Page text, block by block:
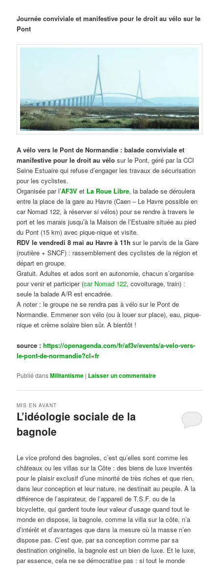
Journée conviviale et manifestive pour le droit au vélo sur le
Pont
A vélo vers le Pont de Normandie : balade conviviale et
manifestive pour le droit au vélo sur le Pont, géré par la CCI
Seine Estuaire qui refuse d’engager les travaux de sécurisation
pour les cyclistes.
Organisée par l’AF3V et La Roue Libre, la balade se déroulera
entre la place de la gare au Havre (Caen – Le Havre possible en
car Nomad 122, à réserver si vélos) pour se rendre à travers le
port et les marais jusqu’à la Maison de l’Estuaire située au pied
du Pont (15 km) avec pique-nique et visite.
RDV le vendredi 8 mai au Havre à 11h sur le parvis de la Gare
(routière + SNCF) : rassemblement des cyclistes de la région et
départ en groupe.
Gratuit. Adultes et ados sont en autonomie, chacun s’organise
pour venir et participer (car Nomad 122, covoiturage, train) :
seule la balade A/R est encadrée.
A noter : le groupe ne se rendra pas à vélo sur le Pont de
Normandie. Emmener son vélo (ou à louer sur place), eau, pique-
nique et crème solaire bien sûr. A bientôt !
source :https://openagenda.com/fr/af3v/events/a-velo-vers-
le-pont-de-normandie?cl=fr
Publié dansMilitantisme | Laisser un commentaire
L’idéologie sociale de la
bagnole
MIS EN AVANT
Le vice profond des bagnoles, c’est qu’elles sont comme les
châteaux ou les villas sur la Côte : des biens de luxe inventés
pour le plaisir exclusif d’une minorité de très riches et que rien,
dans leur conception et leur nature, ne destinait au peuple. À la
différence de l’aspirateur, de l’appareil de T.S.F. ou de la
bicyclette, qui gardent toute leur valeur d’usage quand tout le
monde en dispose, la bagnole, comme la villa sur la côte, n’a
d’intérêt et d’avantages que dans la mesure où la masse n’en
dispose pas. C’est que, par sa conception comme par sa
destination originelle, la bagnole est un bien de luxe. Et le luxe,
par essence, cela ne se démocratise pas : si tout le monde